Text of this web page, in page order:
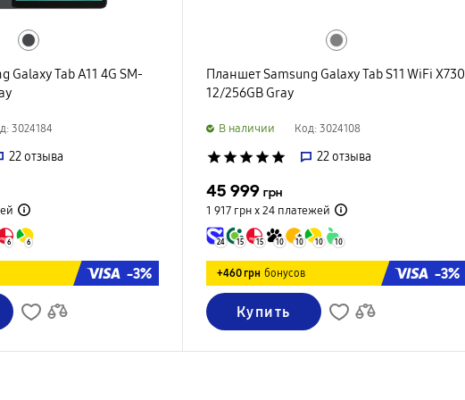
Galaxy Tab A11 4G SM-
3024184
22отзыва
6 6
-3%
Планшет Samsung Galaxy Tab S11 WiFi X730
12/256GB Gray
B наличии Код: 3024108
star star star star star 22отзыва
45 999 грн
1 917 грн х 24 платежей
24 15 15 10 10 10 10
+460 грн бонусов -3%
Купить